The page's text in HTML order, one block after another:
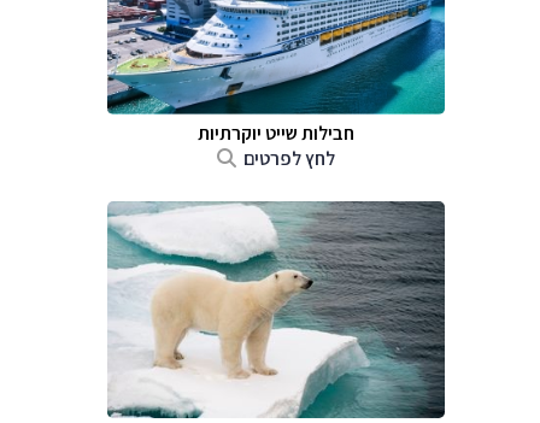
חבילות שייט יוקרתיות
לחץ לפרטים